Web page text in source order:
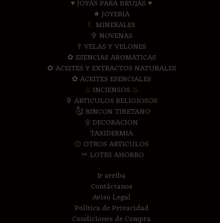
♥ JOYAS PARA BRUJAS ♥
★ JOYERIA
☾ MINERALES
✞ NOVENAS
☥ VELAS Y VELONES
✿ ESENCIAS AROMATICAS
✿ ACEITES Y EXTRACTOS NATURALES
✿ ACEITES ESENCIALES
♨ INCIENSOS ♨
✞ ARTICULOS RELIGIOSOS
༃ RINCON TIBETANO
۩ DECORACION
TAXIDERMIA
۞ OTROS ARTICULOS
✂ LOTES AHORRO
Ir arriba
Contáctanos
Aviso Legal
Política de Privacidad
Condiciones de Compra